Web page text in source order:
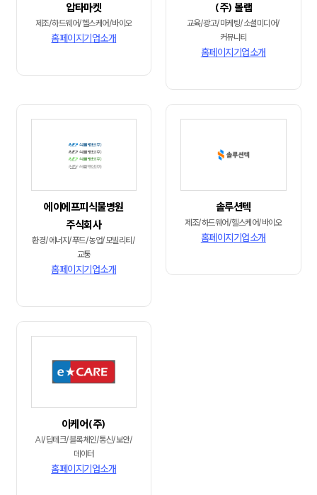
압타마켓
제조/하드웨어/헬스케어/바이오
홈페이지기업소개
(주) 볼랩
교육/광고/마케팅/소셜미디어/
커뮤니티
홈페이지기업소개
에이에프피식물병원
주식회사
환경/에너지/푸드/농업/모빌리티/
교통
홈페이지기업소개
솔루션텍
제조/하드웨어/헬스케어/바이오
홈페이지기업소개
이케어(주)
AI/딥테크/블록체인/통신/보안/
데이터
홈페이지기업소개